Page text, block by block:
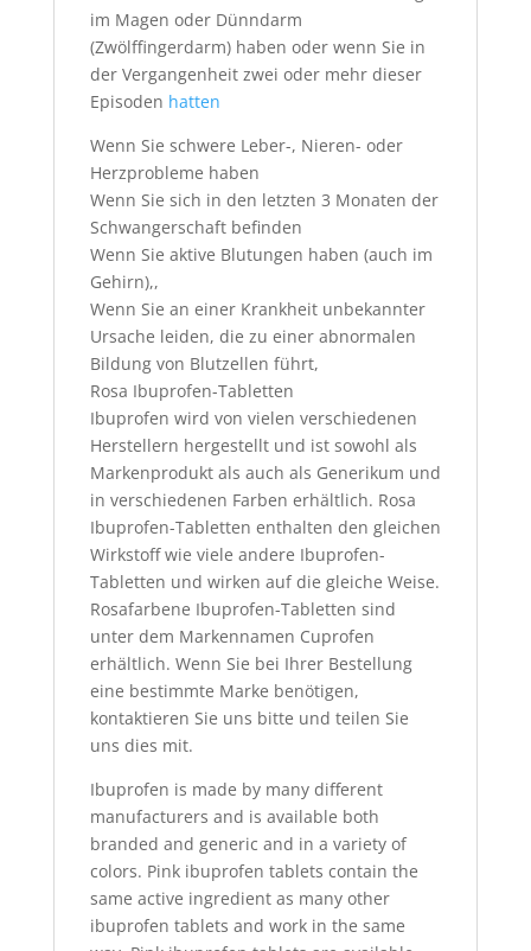
im Magen oder Dünndarm
(Zwölffingerdarm) haben oder wenn Sie in
der Vergangenheit zwei oder mehr dieser
Episoden hatten
Wenn Sie schwere Leber-, Nieren- oder
Herzprobleme haben
Wenn Sie sich in den letzten 3 Monaten der
Schwangerschaft befinden
Wenn Sie aktive Blutungen haben (auch im
Gehirn),,
Wenn Sie an einer Krankheit unbekannter
Ursache leiden, die zu einer abnormalen
Bildung von Blutzellen führt,
Rosa Ibuprofen-Tabletten
Ibuprofen wird von vielen verschiedenen
Herstellern hergestellt und ist sowohl als
Markenprodukt als auch als Generikum und
in verschiedenen Farben erhältlich. Rosa
Ibuprofen-Tabletten enthalten den gleichen
Wirkstoff wie viele andere Ibuprofen-
Tabletten und wirken auf die gleiche Weise.
Rosafarbene Ibuprofen-Tabletten sind
unter dem Markennamen Cuprofen
erhältlich. Wenn Sie bei Ihrer Bestellung
eine bestimmte Marke benötigen,
kontaktieren Sie uns bitte und teilen Sie
uns dies mit.
Ibuprofen is made by many different
manufacturers and is available both
branded and generic and in a variety of
colors. Pink ibuprofen tablets contain the
same active ingredient as many other
ibuprofen tablets and work in the same